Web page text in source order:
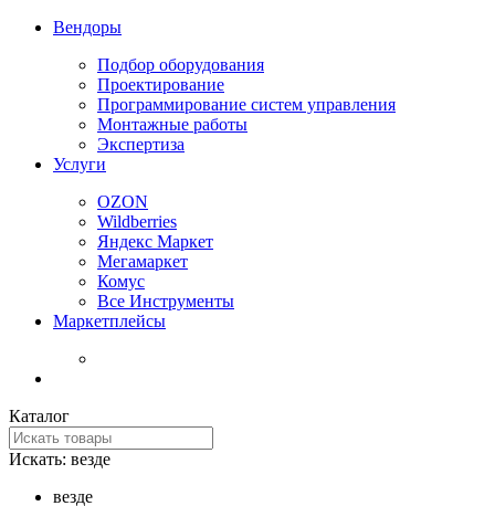
Вендоры
Подбор оборудования
Проектирование
Программирование систем управления
Монтажные работы
Экспертиза
Услуги
OZON
Wildberries
Яндекс Маркет
Мегамаркет
Комус
Все Инструменты
Маркетплейсы
Каталог
Искать: везде
везде